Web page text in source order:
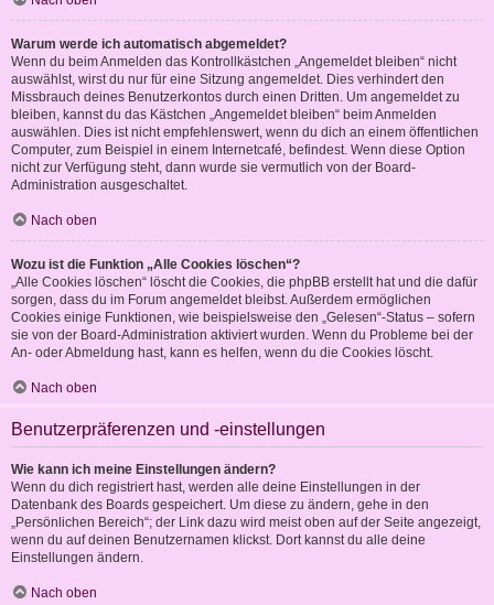
Warum werde ich automatisch abgemeldet?
Wenn du beim Anmelden das Kontrollkästchen „Angemeldet bleiben“ nicht
auswählst, wirst du nur für eine Sitzung angemeldet. Dies verhindert den
Missbrauch deines Benutzerkontos durch einen Dritten. Um angemeldet zu
bleiben, kannst du das Kästchen „Angemeldet bleiben“ beim Anmelden
auswählen. Dies ist nicht empfehlenswert, wenn du dich an einem öffentlichen
Computer, zum Beispiel in einem Internetcafé, befindest. Wenn diese Option
nicht zur Verfügung steht, dann wurde sie vermutlich von der Board-
Administration ausgeschaltet.
Nach oben
Wozu ist die Funktion „Alle Cookies löschen“?
„Alle Cookies löschen“ löscht die Cookies, die phpBB erstellt hat und die dafür
sorgen, dass du im Forum angemeldet bleibst. Außerdem ermöglichen
Cookies einige Funktionen, wie beispielsweise den „Gelesen“-Status – sofern
sie von der Board-Administration aktiviert wurden. Wenn du Probleme bei der
An- oder Abmeldung hast, kann es helfen, wenn du die Cookies löscht.
Nach oben
Benutzerpräferenzen und -einstellungen
Wie kann ich meine Einstellungen ändern?
Wenn du dich registriert hast, werden alle deine Einstellungen in der
Datenbank des Boards gespeichert. Um diese zu ändern, gehe in den
„Persönlichen Bereich“; der Link dazu wird meist oben auf der Seite angezeigt,
wenn du auf deinen Benutzernamen klickst. Dort kannst du alle deine
Einstellungen ändern.
Nach oben